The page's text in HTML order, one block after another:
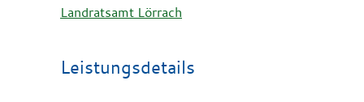
Landratsamt Lörrach
Leistungsdetails